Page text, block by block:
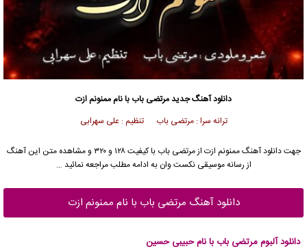
دانلود آهنگ جدیدمرتضی باب با نام ممنونم ازت
ترانه سرا : مرتضی باب تنظیم : علی سهرابی
جهت دانلود آهنگ ممنونم ازت ازمرتضی باب
با کیفیت ۱۲۸ و ۳۲۰ و مشاهده متن این آهنگ
از رسانه موسیقی نکست وان به ادامه مطلب مراجعه نمائید …
دانلود آهنگ مرتضی باب با نام ممنونم ازت
دانلود آلبوم مرتضی باب با نام حبیبی حسین